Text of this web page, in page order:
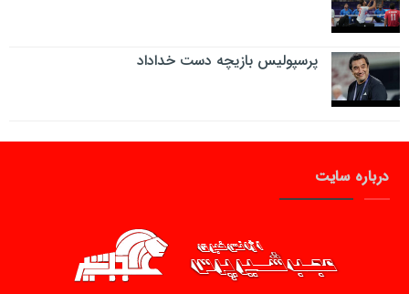
پرسپولیس بازیچه دست خداداد
درباره سایت